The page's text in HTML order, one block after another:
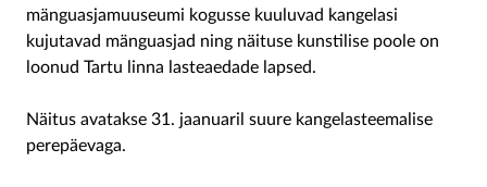
mänguasjamuuseumi kogusse kuuluvad kangelasi
kujutavad mänguasjad ning näituse kunstilise poole on
loonud Tartu linna lasteaedade lapsed.
Näitus avatakse 31. jaanuaril suure kangelasteemalise
perepäevaga.